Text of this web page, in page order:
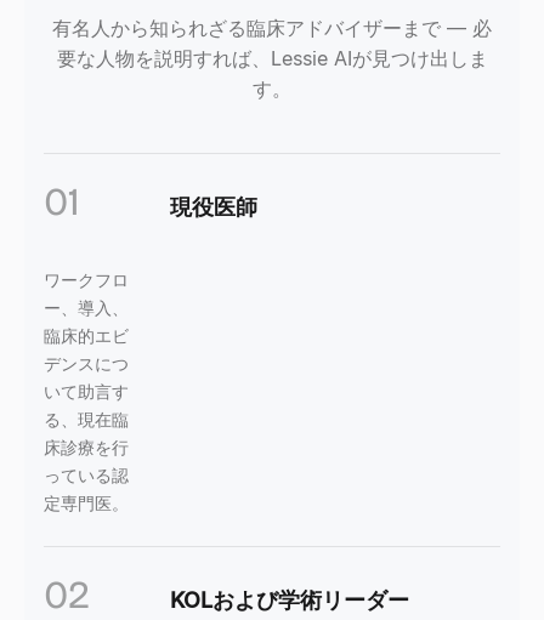
有名人から知られざる臨床アドバイザーまで — 必
要な人物を説明すれば、Lessie AIが見つけ出しま
す。
01 現役医師
ワークフロ
ー、導入、
臨床的エビ
デンスにつ
いて助言す
る、現在臨
床診療を行
っている認
定専門医。
02 KOLおよび学術リーダー